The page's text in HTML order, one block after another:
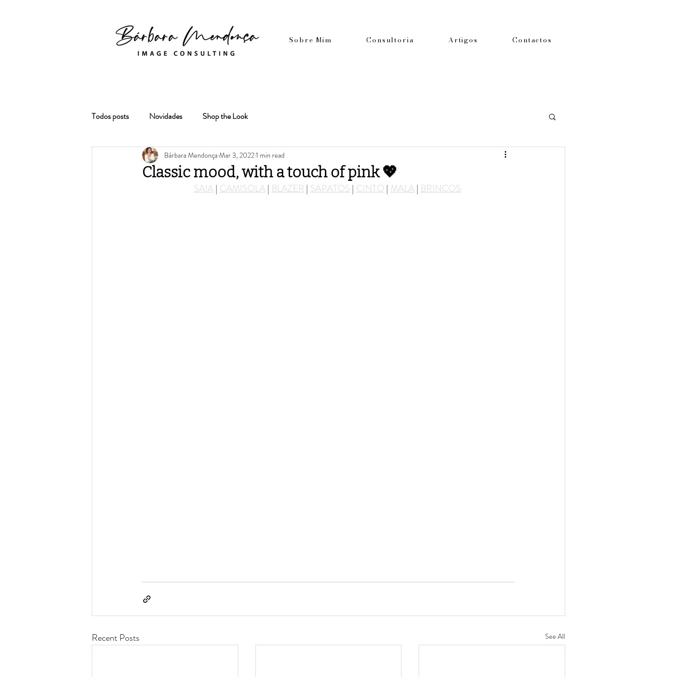
Sobre Mim Consultoria Artigos Contactos
Todos posts Novidades Shop the Look
Classic mood, with a touch of pink 💖
Bárbara Mendonça Mar 3, 20221 min read
SAIA | CAMISOLA | BLAZER | SAPATOS | CINTO | MALA | BRINCOS
Recent Posts See All